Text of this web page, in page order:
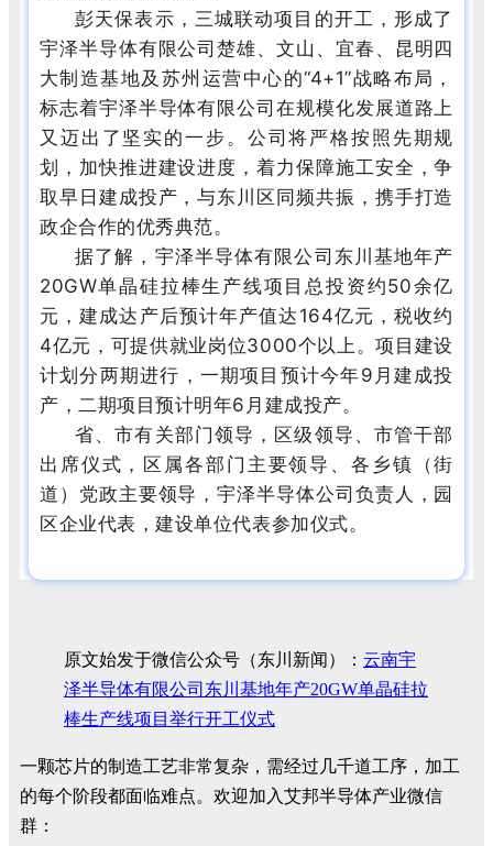
彭天保表示，三城联动项目的开工，形成了
宇泽半导体有限公司楚雄、文山、宜春、昆明四
大制造基地及苏州运营中心的“4+1”战略布局，
标志着宇泽半导体有限公司在规模化发展道路上
又迈出了坚实的一步。公司将严格按照先期规
划，加快推进建设进度，着力保障施工安全，争
取早日建成投产，与东川区同频共振，携手打造
政企合作的优秀典范。
据了解，宇泽半导体有限公司东川基地年产
20GW单晶硅拉棒生产线项目总投资约50余亿
元，建成达产后预计年产值达164亿元，税收约
4亿元，可提供就业岗位3000个以上。项目建设
计划分两期进行，一期项目预计今年9月建成投
产，二期项目预计明年6月建成投产。
省、市有关部门领导，区级领导、市管干部
出席仪式，区属各部门主要领导、各乡镇（街
道）党政主要领导，宇泽半导体公司负责人，园
区企业代表，建设单位代表参加仪式。
原文始发于微信公众号（东川新闻）： 云南宇
泽半导体有限公司东川基地年产20GW单晶硅拉
棒生产线项目举行开工仪式
一颗芯片的制造工艺非常复杂，需经过几千道工序，加工
的每个阶段都面临难点。欢迎加入艾邦半导体产业微信
群：